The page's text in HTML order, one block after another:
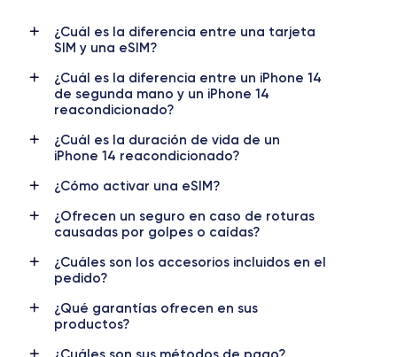
7/09/2022 iOS (iOS 26)
Dimensiones
146.7×71.5×7.8 mm 172 g
OLED 6.1 pulgadas 2532x1170 píxeles
RAM Memoria interna
Nombre CPU Núm. de núcleos
5 Core GPU 3.22 GHz
Cámara Cámara Frontal
¿Cuál es la diferencia entre una tarjeta
SIM y una eSIM?
¿Cuál es la diferencia entre un iPhone 14
de segunda mano y un iPhone 14
reacondicionado?
¿Cuál es la duración de vida de un
iPhone 14 reacondicionado?
¿Cómo activar una eSIM?
¿Ofrecen un seguro en caso de roturas
causadas por golpes o caídas?
¿Cuáles son los accesorios incluidos en el
pedido?
¿Qué garantías ofrecen en sus
productos?